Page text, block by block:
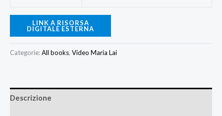
LINK A RISORSA
DIGITALE ESTERNA
Categorie:All books, Video Maria Lai
Descrizione